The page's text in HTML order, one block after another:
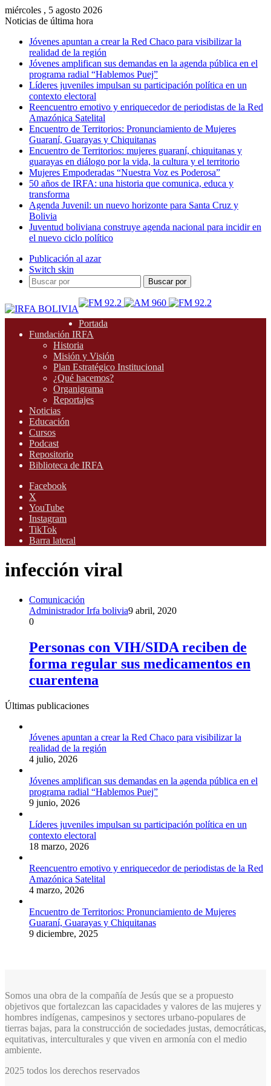
miércoles , 5 agosto 2026
Noticias de última hora
Jóvenes apuntan a crear la Red Chaco para visibilizar la
realidad de la región
Jóvenes amplifican sus demandas en la agenda pública en el
programa radial “Hablemos Puej”
Líderes juveniles impulsan su participación política en un
contexto electoral
Reencuentro emotivo y enriquecedor de periodistas de la Red
Amazónica Satelital
Encuentro de Territorios: Pronunciamiento de Mujeres
Guaraní, Guarayas y Chiquitanas
Encuentro de Territorios: mujeres guaraní, chiquitanas y
guarayas en diálogo por la vida, la cultura y el territorio
Mujeres Empoderadas “Nuestra Voz es Poderosa”
50 años de IRFA: una historia que comunica, educa y
transforma
Agenda Juvenil: un nuevo horizonte para Santa Cruz y
Bolivia
Juventud boliviana construye agenda nacional para incidir en
el nuevo ciclo político
Publicación al azar
Switch skin
Buscar por
Portada
Fundación IRFA
Historia
Misión y Visión
Plan Estratégico Institucional
¿Qué hacemos?
Organigrama
Reportajes
Noticias
Educación
Cursos
Podcast
Repositorio
Biblioteca de IRFA
Facebook
X
YouTube
Instagram
TikTok
Barra lateral
infección viral
Comunicación
Administrador Irfa bolivia9 abril, 2020
0
Personas con VIH/SIDA reciben de
forma regular sus medicamentos en
cuarentena
Últimas publicaciones
Jóvenes apuntan a crear la Red Chaco para visibilizar la
realidad de la región
4 julio, 2026
Jóvenes amplifican sus demandas en la agenda pública en el
programa radial “Hablemos Puej”
9 junio, 2026
Líderes juveniles impulsan su participación política en un
contexto electoral
18 marzo, 2026
Reencuentro emotivo y enriquecedor de periodistas de la Red
Amazónica Satelital
4 marzo, 2026
Encuentro de Territorios: Pronunciamiento de Mujeres
Guaraní, Guarayas y Chiquitanas
9 diciembre, 2025
Somos una obra de la compañía de Jesús que se a propuesto
objetivos que fortalezcan las capacidades y valores de las mujeres y
hombres indígenas, campesinos y sectores urbano-populares de
tierras bajas, para la construcción de sociedades justas, democráticas,
equitativas, interculturales y que viven en armonía con el medio
ambiente.
2025 todos los derechos reservados